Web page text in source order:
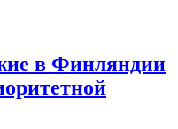
в Финляндии